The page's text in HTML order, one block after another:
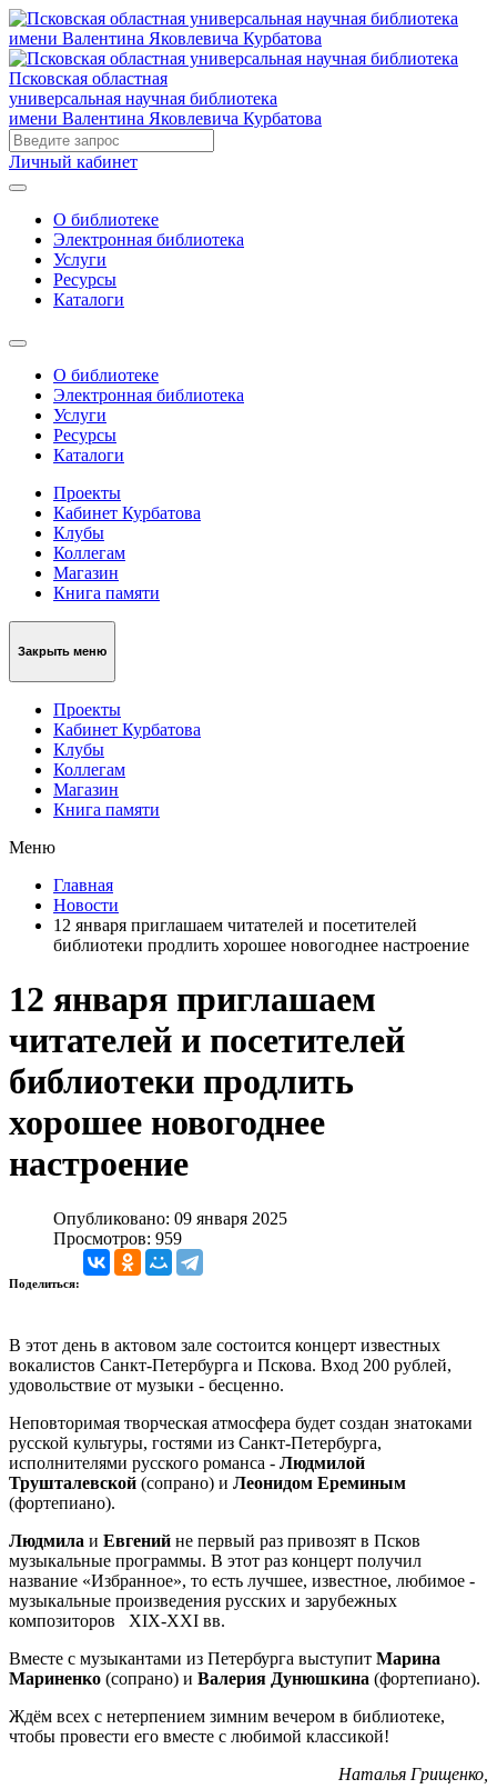
Псковская областная
универсальная научная библиотека
имени Валентина Яковлевича Курбатова
Личный кабинет
О библиотеке
Электронная библиотека
Услуги
Ресурсы
Каталоги
О библиотеке
Электронная библиотека
Услуги
Ресурсы
Каталоги
Проекты
Кабинет Курбатова
Клубы
Коллегам
Магазин
Книга памяти
Закрыть меню
Проекты
Кабинет Курбатова
Клубы
Коллегам
Магазин
Книга памяти
Меню
Главная
Новости
12 января приглашаем читателей и посетителей
библиотеки продлить хорошее новогоднее настроение
12 января приглашаем
читателей и посетителей
библиотеки продлить
хорошее новогоднее
настроение
Опубликовано: 09 января 2025
Просмотров: 959
Поделиться:
В этот день в актовом зале состоится концерт известных
вокалистов Санкт-Петербурга и Пскова. Вход 200 рублей,
удовольствие от музыки - бесценно.
Неповторимая творческая атмосфера будет создан знатоками
русской культуры, гостями из Санкт-Петербурга,
исполнителями русского романса - Людмилой
Трушталевской (сопрано) и Леонидом Ереминым
(фортепиано).
Людмила и Евгений не первый раз привозят в Псков
музыкальные программы. В этот раз концерт получил
название «Избранное», то есть лучшее, известное, любимое -
музыкальные произведения русских и зарубежных
композиторов XIX-XXI вв.
Вместе с музыкантами из Петербурга выступит Марина
Мариненко (сопрано) и Валерия Дунюшкина (фортепиано).
Ждём всех с нетерпением зимним вечером в библиотеке,
чтобы провести его вместе с любимой классикой!
Наталья Грищенко,